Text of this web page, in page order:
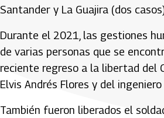
Santander y La Guajira (dos
Durante el 2021, las gestiones
de varias personas que se
reciente regreso a la libertad del
Elvis Andrés Flores y del
También fueron liberados el